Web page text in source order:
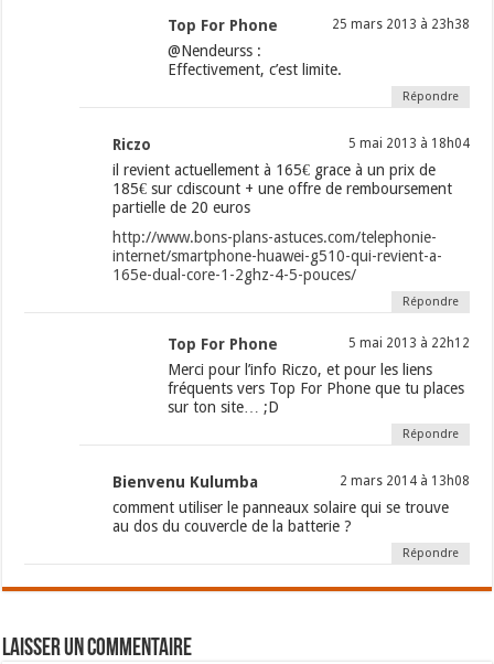
Top For Phone 25 mars 2013 à 23h38
@Nendeurss :
Effectivement, c’est limite.
Répondre
Riczo 5 mai 2013 à 18h04
il revient actuellement à 165€ grace à un prix de
185€ sur cdiscount + une offre de remboursement
partielle de 20 euros
http://www.bons-plans-astuces.com/telephonie-
internet/smartphone-huawei-g510-qui-revient-a-
165e-dual-core-1-2ghz-4-5-pouces/
Répondre
Top For Phone 5 mai 2013 à 22h12
Merci pour l’info Riczo, et pour les liens
fréquents vers Top For Phone que tu places
sur ton site… ;D
Répondre
Bienvenu Kulumba 2 mars 2014 à 13h08
comment utiliser le panneaux solaire qui se trouve
au dos du couvercle de la batterie ?
Répondre
Laisser un commentaire